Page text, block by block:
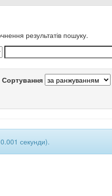
результатів пошуку.
Сортування
секунди).